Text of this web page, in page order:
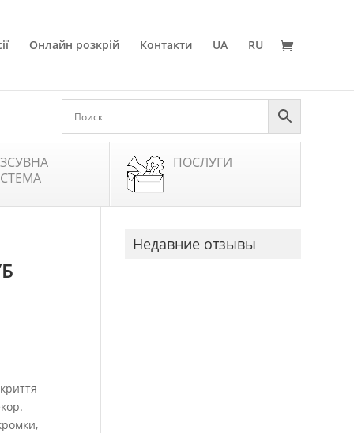
Онлайн розкрій Контакти UA RU
ПОСЛУГИ
Недавние отзывы